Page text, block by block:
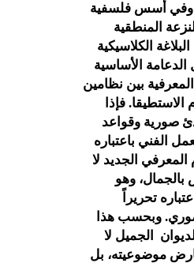
نظامين
فإذا
لا
هذا
لا
بل